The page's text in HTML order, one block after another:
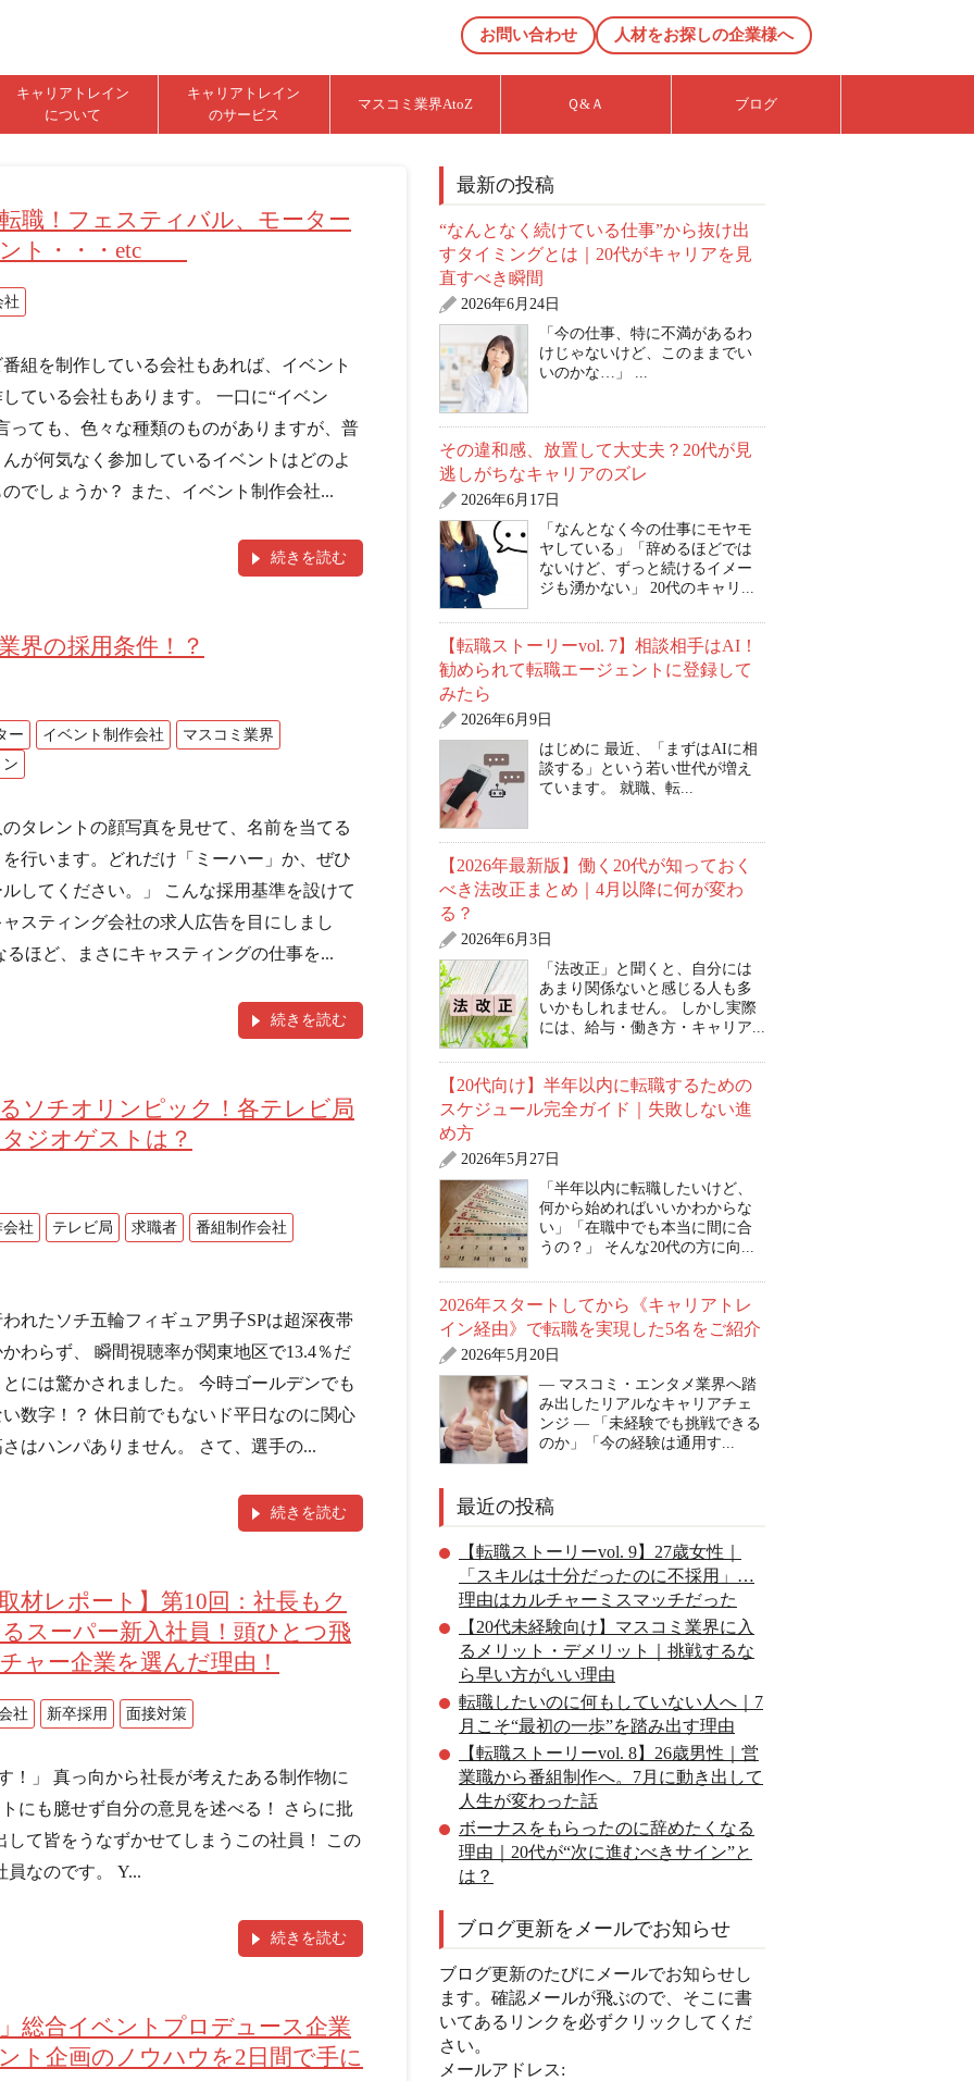
お問い合わせ 人材をお探しの企業様へ
キャリアトレイン
について
キャリアトレイン
のサービス
マスコミ業界AtoZ Ｑ&Ａ ブログ
職！フェスティバル、モーター
ント・・・etc
社
組を制作している会社もあれば、イベント
している会社もあります。 一口に“イベン
っても、色々な種類のものがありますが、普
が何気なく参加しているイベントはどのよ
のでしょうか？ また、イベント制作会社...
続きを読む
界の採用条件！？
ー イベント制作会社
マスコミ業界
のタレントの顔写真を見せて、名前を当てる
を行います。どれだけ「ミーハー」か、ぜひ
してください。」 こんな採用基準を設けて
ャスティング会社の求人広告を目にしまし
るほど、まさにキャスティングの仕事を...
続きを読む
ソチオリンピック！各テレビ局
ジオゲストは？
社 テレビ局 求職者
番組制作会社
れたソチ五輪フィギュア男子SPは超深夜帯
わらず、 瞬間視聴率が関東地区で13.4％だ
とには驚かされました。 今時ゴールデンでも
数字！？ 休日前でもないド平日なのに関心
さはハンパありません。 さて、選手の...
続きを読む
材レポート】第10回：社長もク
スーパー新入社員！頭ひとつ飛
ャー企業を選んだ理由！
社 新卒採用 面接対策
！」 真っ向から社長が考えたある制作物に
にも臆せず自分の意見を述べる！ さらに批
して皆をうなずかせてしまうこの社員！ この
員なのです。 Y...
続きを読む
総合イベントプロデュース企業
ト企画のノウハウを2日間で手に
最新の投稿
“なんとなく続けている仕事”から抜け出
すタイミングとは｜20代がキャリアを見
直すべき瞬間
2026年6月24日
「今の仕事、特に不満があるわ
けじゃないけど、このままでい
いのかな…」 ...
その違和感、放置して大丈夫？20代が見
逃しがちなキャリアのズレ
2026年6月17日
「なんとなく今の仕事にモヤモ
ヤしている」「辞めるほどでは
ないけど、ずっと続けるイメー
ジも湧かない」 20代のキャリ...
【転職ストーリーvol. 7】相談相手はAI！
勧められて転職エージェントに登録して
みたら
2026年6月9日
はじめに 最近、「まずはAIに相
談する」という若い世代が増え
ています。 就職、転...
【2026年最新版】働く20代が知っておく
べき法改正まとめ｜4月以降に何が変わ
る？
2026年6月3日
「法改正」と聞くと、自分には
あまり関係ないと感じる人も多
いかもしれません。 しかし実際
には、給与・働き方・キャリア...
【20代向け】半年以内に転職するための
スケジュール完全ガイド｜失敗しない進
め方
2026年5月27日
「半年以内に転職したいけど、
何から始めればいいかわからな
い」「在職中でも本当に間に合
うの？」 そんな20代の方に向...
2026年スタートしてから《キャリアトレ
イン経由》で転職を実現した5名をご紹介
2026年5月20日
― マスコミ・エンタメ業界へ踏
み出したリアルなキャリアチェ
ンジ ― 「未経験でも挑戦できる
のか」「今の経験は通用す...
最近の投稿
【転職ストーリーvol. 9】27歳女性｜
「スキルは十分だったのに不採用」…
理由はカルチャーミスマッチだった
【20代未経験向け】マスコミ業界に入
るメリット・デメリット｜挑戦するな
ら早い方がいい理由
転職したいのに何もしていない人へ｜7
月こそ“最初の一歩”を踏み出す理由
【転職ストーリーvol. 8】26歳男性｜営
業職から番組制作へ。7月に動き出して
人生が変わった話
ボーナスをもらったのに辞めたくなる
理由｜20代が“次に進むべきサイン”と
は？
ブログ更新をメールでお知らせ
ブログ更新のたびにメールでお知らせし
ます。確認メールが飛ぶので、そこに書
いてあるリンクを必ずクリックしてくだ
さい。
メールアドレス: